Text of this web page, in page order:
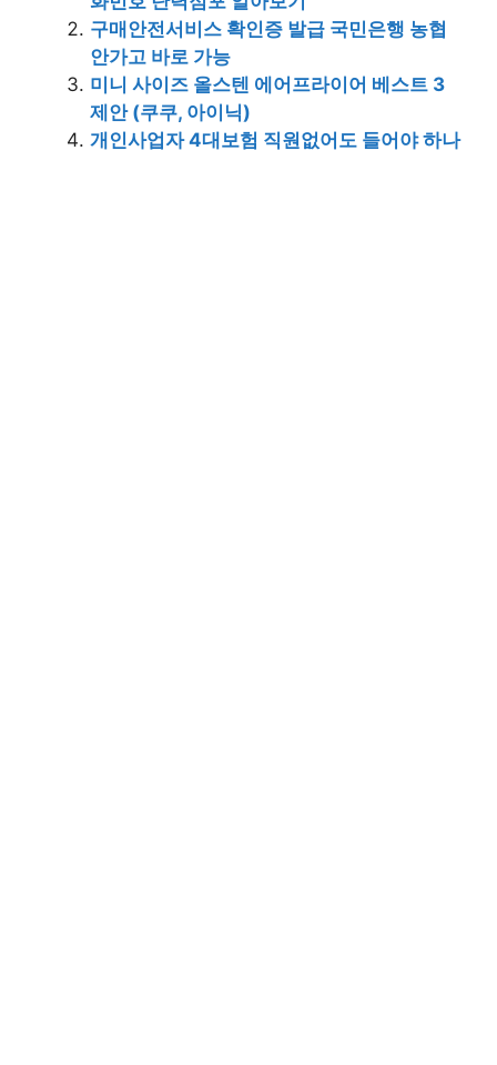
구매안전서비스 확인증 발급 국민은행 농협
안가고 바로 가능
미니 사이즈 올스텐 에어프라이어 베스트 3
제안 (쿠쿠, 아이닉)
개인사업자 4대보험 직원없어도 들어야 하나